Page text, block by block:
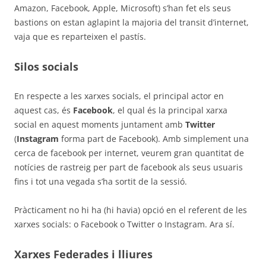
Amazon, Facebook, Apple, Microsoft) s’han fet els seus
bastions on estan aglapint la majoria del transit d’internet,
vaja que es reparteixen el pastís.
Silos socials
En respecte a les xarxes socials, el principal actor en
aquest cas, és Facebook, el qual és la principal xarxa
social en aquest moments juntament amb Twitter
(Instagram forma part de Facebook). Amb simplement una
cerca de facebook per internet, veurem gran quantitat de
notícies de rastreig per part de facebook als seus usuaris
fins i tot una vegada s’ha sortit de la sessió.
Pràcticament no hi ha (hi havia) opció en el referent de les
xarxes socials: o Facebook o Twitter o Instagram. Ara sí.
Xarxes Federades i lliures